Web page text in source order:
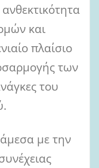
και
πλαίσιο
των
του
με την